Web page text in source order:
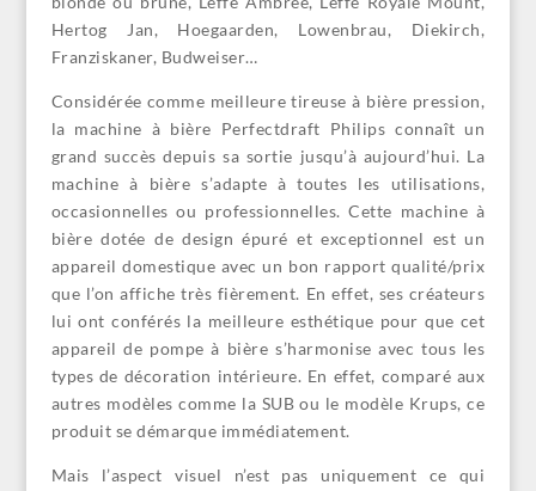
Hertog Jan, Hoegaarden, Lowenbrau, Diekirch,
Franziskaner, Budweiser…
Considérée comme meilleure tireuse à bière pression,
la machine à bière Perfectdraft Philips connaît un
grand succès depuis sa sortie jusqu’à aujourd’hui. La
machine à bière s’adapte à toutes les utilisations,
occasionnelles ou professionnelles. Cette machine à
bière dotée de design épuré et exceptionnel est un
appareil domestique avec un bon rapport qualité/prix
que l’on affiche très fièrement. En effet, ses créateurs
lui ont conférés la meilleure esthétique pour que cet
appareil de pompe à bière s’harmonise avec tous les
types de décoration intérieure. En effet, comparé aux
autres modèles comme la SUB ou le modèle Krups, ce
produit se démarque immédiatement.
Mais l’aspect visuel n’est pas uniquement ce qui